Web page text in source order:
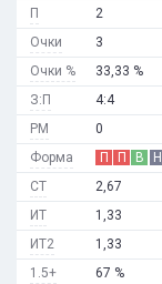
П
Очки
Очки %
З:П
РМ
Форма
СТ
ИТ
ИТ2
1.5+
2
3
33,33 %
4:4
0
П
П В Н
2,67
1,33
1,33
67 %